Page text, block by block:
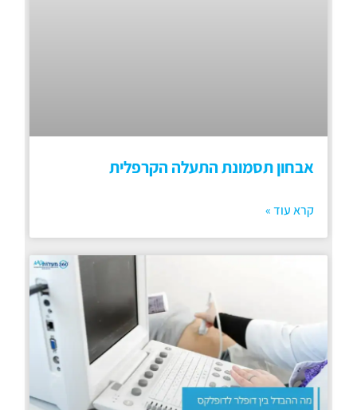
אבחון תסמונת התעלה הקרפלית
קרא עוד »